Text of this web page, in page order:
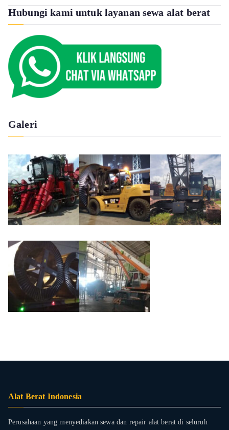
Hubungi kami untuk layanan sewa alat berat
Galeri
Alat Berat Indonesia
Perusahaan yang menyediakan sewa dan repair alat berat di seluruh